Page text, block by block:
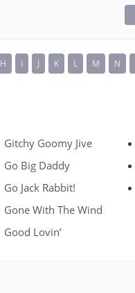
H I J K L M N
Gitchy Goomy Jive
Go Big Daddy
Go Jack Rabbit!
Gone With The Wind
Good Lovin’